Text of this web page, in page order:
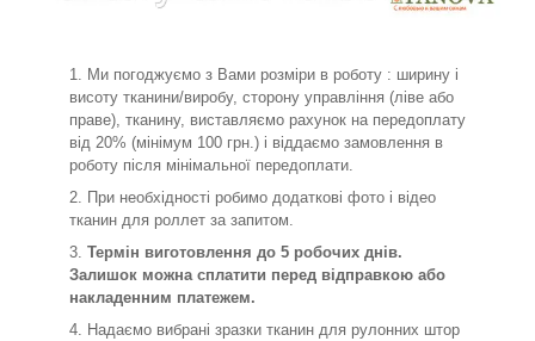
Ми погоджуємо з Вами розміри в роботу : ширину і
висоту тканини/виробу, сторону управління (ліве або
праве), тканину, виставляємо рахунок на передоплату
від 20% (мінімум 100 грн.) і віддаємо замовлення в
роботу після мінімальної передоплати.
При необхідності робимо додаткові фото і відео
тканин для роллет за запитом.
Термін виготовлення до 5 робочих днів.
Залишок можна сплатити перед відправкою або
накладенним платежем.
Надаємо вибрані зразки тканин для рулонних штор